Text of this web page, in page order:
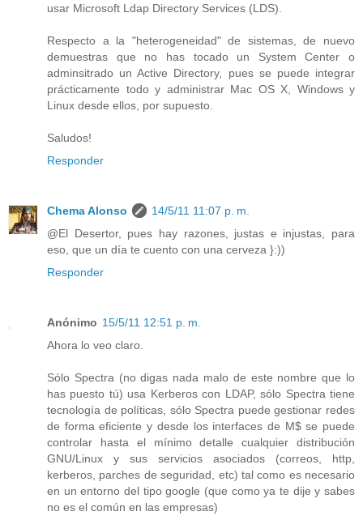
usar Microsoft Ldap Directory Services (LDS).
Respecto a la "heterogeneidad" de sistemas, de nuevo
demuestras que no has tocado un System Center o
adminsitrado un Active Directory, pues se puede integrar
prácticamente todo y administrar Mac OS X, Windows y
Linux desde ellos, por supuesto.
Saludos!
Responder
Chema Alonso
14/5/11 11:07 p. m.
@El Desertor, pues hay razones, justas e injustas, para
eso, que un día te cuento con una cerveza }:))
Responder
Anónimo 15/5/11 12:51 p. m.
Ahora lo veo claro.
Sólo Spectra (no digas nada malo de este nombre que lo
has puesto tú) usa Kerberos con LDAP, sólo Spectra tiene
tecnología de políticas, sólo Spectra puede gestionar redes
de forma eficiente y desde los interfaces de M$ se puede
controlar hasta el mínimo detalle cualquier distribución
GNU/Linux y sus servicios asociados (correos, http,
kerberos, parches de seguridad, etc) tal como es necesario
en un entorno del tipo google (que como ya te dije y sabes
no es el común en las empresas)